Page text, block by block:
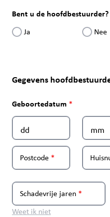
Bent u de hoofdbestuurder?
Ja Nee
Gegevens
Geboortedatum
Postcode
Schadevrije jaren
Weet ik niet